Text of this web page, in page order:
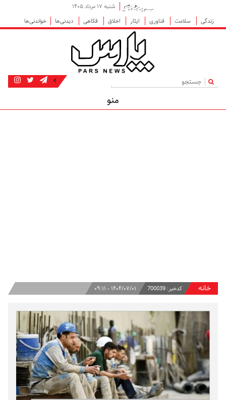
شنبه ۱۷ مرداد ۱۴۰۵
زندگی
سلامت فناوری ایثار اخلاق فکاهی دیدنی‌ها خواندنی‌ها
|
منو
خانه کدخبر: 700039 ۱۴۰۴/۰۷/۰۱ - ۰۹:۱۱